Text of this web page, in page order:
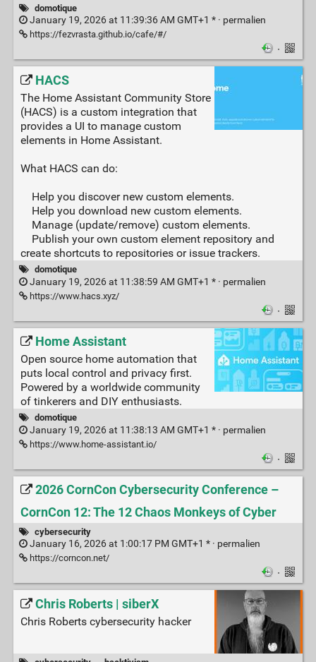
domotique
January 19, 2026 at 11:39:36 AM GMT+1 * · permalien
https://fezvrasta.github.io/cafe/#/
·
HACS
The Home Assistant Community Store
(HACS) is a custom integration that
provides a UI to manage custom
elements in Home Assistant.
What HACS can do:
Help you discover new custom elements.
Help you download new custom elements.
Manage (update/remove) custom elements.
Publish your own custom element repository and
create shortcuts to repositories or issue trackers.
domotique
January 19, 2026 at 11:38:59 AM GMT+1 * · permalien
https://www.hacs.xyz/
·
Home Assistant
Open source home automation that
puts local control and privacy first.
Powered by a worldwide community
of tinkerers and DIY enthusiasts.
domotique
January 19, 2026 at 11:38:13 AM GMT+1 * · permalien
https://www.home-assistant.io/
·
2026 CornCon Cybersecurity Conference –
CornCon 12: The 12 Chaos Monkeys of Cyber
cybersecurity
January 16, 2026 at 1:00:17 PM GMT+1 * · permalien
https://corncon.net/
·
Chris Roberts | siberX
Chris Roberts cybersecurity hacker